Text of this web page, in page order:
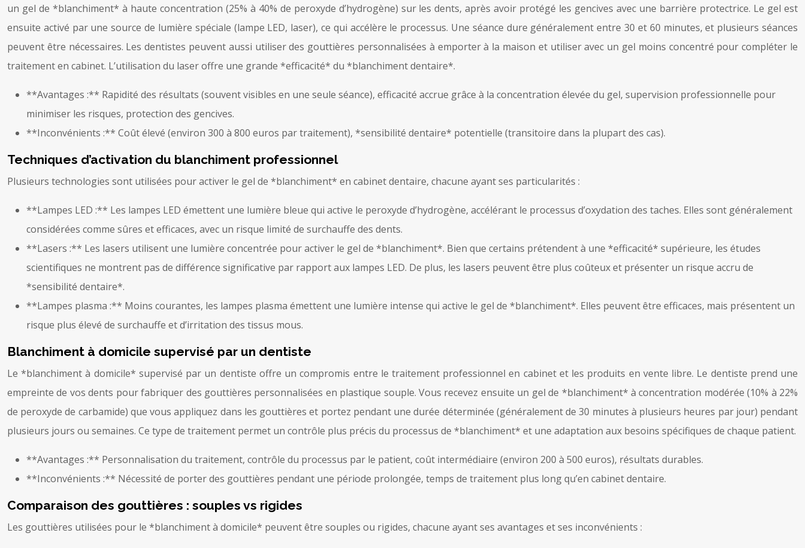
un gel de *blanchiment* à haute concentration (25% à 40% de peroxyde d’hydrogène) sur les dents, après avoir protégé les gencives avec une barrière protectrice. Le gel est
ensuite activé par une source de lumière spéciale (lampe LED, laser), ce qui accélère le processus. Une séance dure généralement entre 30 et 60 minutes, et plusieurs séances
peuvent être nécessaires. Les dentistes peuvent aussi utiliser des gouttières personnalisées à emporter à la maison et utiliser avec un gel moins concentré pour compléter le
traitement en cabinet. L’utilisation du laser offre une grande *efficacité* du *blanchiment dentaire*.
**Avantages :** Rapidité des résultats (souvent visibles en une seule séance), efficacité accrue grâce à la concentration élevée du gel, supervision professionnelle pour
minimiser les risques, protection des gencives.
**Inconvénients :** Coût élevé (environ 300 à 800 euros par traitement), *sensibilité dentaire* potentielle (transitoire dans la plupart des cas).
Techniques d’activation du blanchiment professionnel
Plusieurs technologies sont utilisées pour activer le gel de *blanchiment* en cabinet dentaire, chacune ayant ses particularités :
**Lampes LED :** Les lampes LED émettent une lumière bleue qui active le peroxyde d’hydrogène, accélérant le processus d’oxydation des taches. Elles sont généralement
considérées comme sûres et efficaces, avec un risque limité de surchauffe des dents.
**Lasers :** Les lasers utilisent une lumière concentrée pour activer le gel de *blanchiment*. Bien que certains prétendent à une *efficacité* supérieure, les études
scientifiques ne montrent pas de différence significative par rapport aux lampes LED. De plus, les lasers peuvent être plus coûteux et présenter un risque accru de
*sensibilité dentaire*.
**Lampes plasma :** Moins courantes, les lampes plasma émettent une lumière intense qui active le gel de *blanchiment*. Elles peuvent être efficaces, mais présentent un
risque plus élevé de surchauffe et d’irritation des tissus mous.
Blanchiment à domicile supervisé par un dentiste
Le *blanchiment à domicile* supervisé par un dentiste offre un compromis entre le traitement professionnel en cabinet et les produits en vente libre. Le dentiste prend une
empreinte de vos dents pour fabriquer des gouttières personnalisées en plastique souple. Vous recevez ensuite un gel de *blanchiment* à concentration modérée (10% à 22%
de peroxyde de carbamide) que vous appliquez dans les gouttières et portez pendant une durée déterminée (généralement de 30 minutes à plusieurs heures par jour) pendant
plusieurs jours ou semaines. Ce type de traitement permet un contrôle plus précis du processus de *blanchiment* et une adaptation aux besoins spécifiques de chaque patient.
**Avantages :** Personnalisation du traitement, contrôle du processus par le patient, coût intermédiaire (environ 200 à 500 euros), résultats durables.
**Inconvénients :** Nécessité de porter des gouttières pendant une période prolongée, temps de traitement plus long qu’en cabinet dentaire.
Comparaison des gouttières : souples vs rigides
Les gouttières utilisées pour le *blanchiment à domicile* peuvent être souples ou rigides, chacune ayant ses avantages et ses inconvénients :